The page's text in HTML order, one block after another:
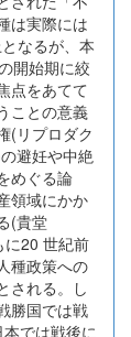
は実際には
なるが、本
開始期に絞
点をあてて
ことの意義
(リプロダク
避妊や中絶
めぐる論
領域にかか
(貴堂
に20 世紀前
種政策への
される。し
勝国では戦
では戦後に